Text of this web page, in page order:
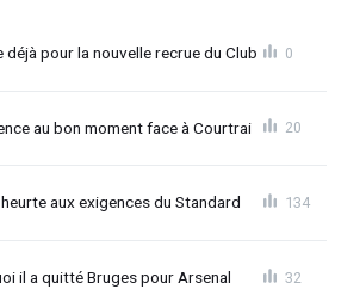
déjà pour la nouvelle recrue du Club 0
au bon moment face à Courtrai 20
aux exigences du Standard 134
il a quitté Bruges pour Arsenal 32